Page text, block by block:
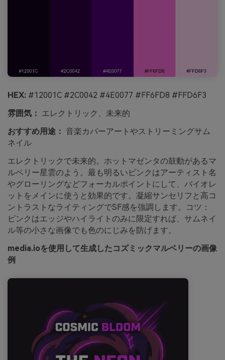
HEX: #12001C #2C0042 #4E0077 #FF6FD8 #FFD6F3
雰囲気： エレクトリック、未来的
おすすめ用途： 音楽カバーアートやストリーミングサム
ネイル
エレクトリックで未来的。ホットマゼンタの鼓動があるマ
ルベリー星雲のよう。最も明るいピンクはアーティスト名
やグローリングなどフォーカルポイントにして、バイオレ
ットをメインに使うと効果的です。凝縮サンセリフと高コ
ントラストなライティングでSF感を強調します。コツ：
ピンクはエッジやハイライトのみに限定すれば、サムネイ
ル等の小さな画像でも色のにじみを防げます。
media.ioを使用して生成したコズミックマルベリーの画像
例